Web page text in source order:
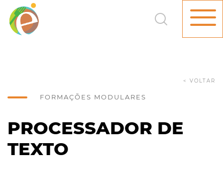
FORMAÇÕES MODULARES
< VOLTAR
PROCESSADOR DE
TEXTO